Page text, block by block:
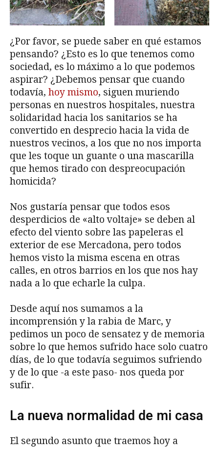
¿Por favor, se puede saber en qué estamos
pensando? ¿Esto es lo que tenemos como
sociedad, es lo máximo a lo que podemos
aspirar? ¿Debemos pensar que cuando
todavía, hoy mismo, siguen muriendo
personas en nuestros hospitales, nuestra
solidaridad hacia los sanitarios se ha
convertido en desprecio hacia la vida de
nuestros vecinos, a los que no nos importa
que les toque un guante o una mascarilla
que hemos tirado con despreocupación
homicida?
Nos gustaría pensar que todos esos
desperdicios de «alto voltaje» se deben al
efecto del viento sobre las papeleras el
exterior de ese Mercadona, pero todos
hemos visto la misma escena en otras
calles, en otros barrios en los que nos hay
nada a lo que echarle la culpa.
Desde aquí nos sumamos a la
incomprensión y la rabia de Marc, y
pedimos un poco de sensatez y de memoria
sobre lo que hemos sufrido hace solo cuatro
días, de lo que todavía seguimos sufriendo
y de lo que -a este paso- nos queda por
sufir.
La nueva normalidad de mi casa
El segundo asunto que traemos hoy a